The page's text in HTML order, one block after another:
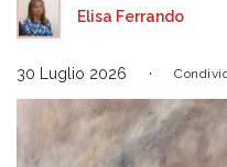
Elisa Ferrando
30 Luglio 2026